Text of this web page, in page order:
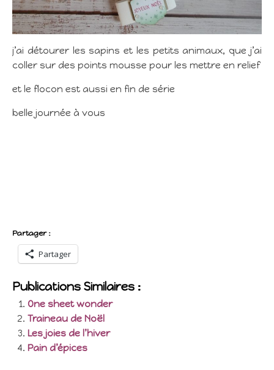
j’ai détourer les sapins et les petits animaux, que j’ai
coller sur des points mousse pour les mettre en relief
et le flocon est aussi en fin de série
belle journée à vous
Partager :
Partager
Publications Similaires :
One sheet wonder
Traineau de Noël
Les joies de l’hiver
Pain d’épices